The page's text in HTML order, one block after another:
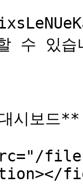
수 있습
시보드**
files/